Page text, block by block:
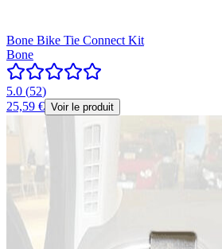
Bone Bike Tie Connect Kit
Bone
5.0 (52)
25,59 € Voir le produit